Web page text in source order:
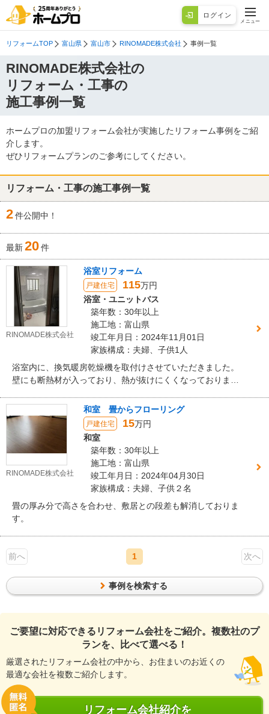
ログイン
メニュー
リフォームTOP 富山県 富山市 RINOMADE株式会社 事例一覧
RINOMADE株式会社の
リフォーム・工事の
施工事例一覧
ホームプロの加盟リフォーム会社が実施したリフォーム事例をご紹
介します。
ぜひリフォームプランのご参考にしてください。
リフォーム・工事の施工事例一覧
2件公開中！
最新20件
RINOMADE株式会社
浴室リフォーム
戸建住宅 115万円
浴室・ユニットバス
築年数：30年以上
施工地：富山県
竣工年月日：2024年11月01日
家族構成：夫婦、子供1人
浴室内に、換気暖房乾燥機を取付けさせていただきました。
壁にも断熱材が入っており、熱が抜けにくくなっておりま
も少なくなっております。
RINOMADE株式会社
和室 畳からフローリング
戸建住宅 15万円
和室
築年数：30年以上
施工地：富山県
竣工年月日：2024年04月30日
家族構成：夫婦、子供２名
畳の厚み分で高さを合わせ、敷居との段差も解消しておりま
す。
前へ 1 次へ
事例を検索する
ご要望に対応できるリフォーム会社をご紹介。複数社のプ
ランを、比べて選べる！
厳選されたリフォーム会社の中から、お住まいのお近くの
最適な会社を複数ご紹介します。
リフォーム会社紹介を